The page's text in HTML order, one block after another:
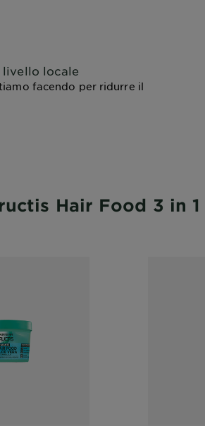
livello locale
facendo per ridurre il
Hair Food 3 in 1